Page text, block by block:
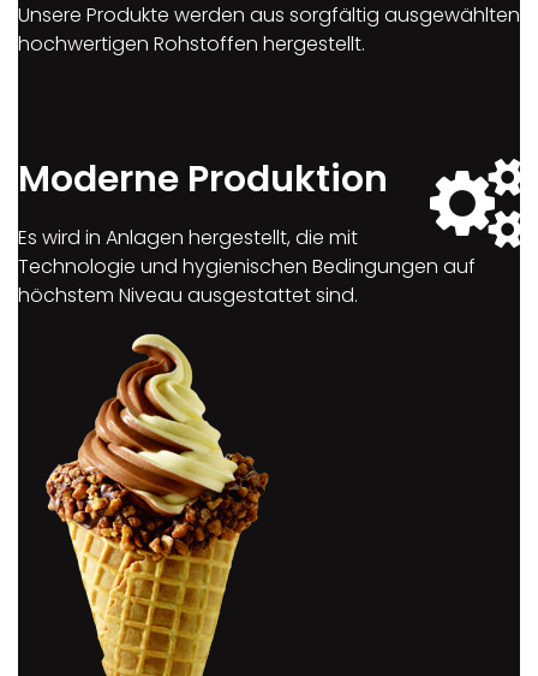
Unsere Produkte werden aus sorgfältig ausgewählten
hochwertigen Rohstoffen hergestellt.
Moderne Produktion
Es wird in Anlagen hergestellt, die mit
Technologie und hygienischen Bedingungen auf
höchstem Niveau ausgestattet sind.